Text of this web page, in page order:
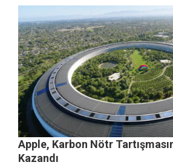
Apple, Karbon Nötr
Kazandı